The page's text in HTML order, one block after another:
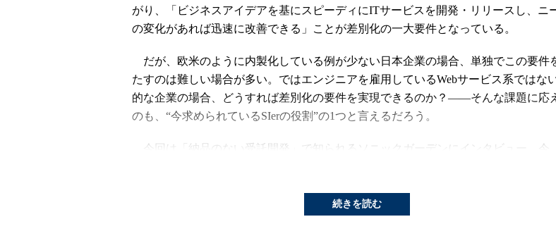
がり、「ビジネスアイデアを基にスピーディにITサービスを開発・リリースし、ニ
の変化があれば迅速に改善できる」ことが差別化の一大要件となっている。
だが、欧米のように内製化している例が少ない日本企業の場合、単独でこの要件
たすのは難しい場合が多い。ではエンジニアを雇用しているWebサービス系ではな
的な企業の場合、どうすれば差別化の要件を実現できるのか？――そんな課題に応
のも、“今求められているSIerの役割”の1つと言えるだろう。
今回は「納品のない受託開発」で知られるソニックガーデンにインタビュー。今、
続きを読む